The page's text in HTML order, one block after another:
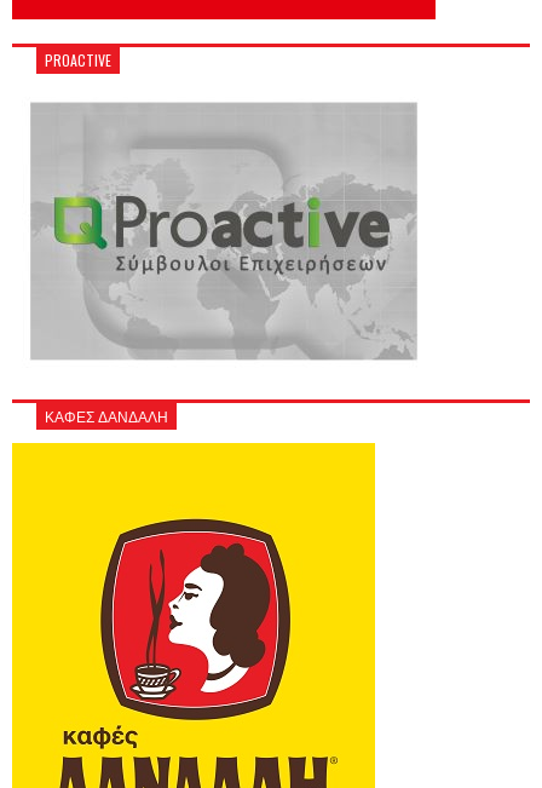
PROACTIVE
ΚΑΦΕΣ ΔΑΝΔΑΛΗ